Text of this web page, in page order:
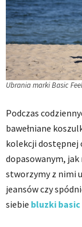
Ubrania marki Basic
Podczas
bawełniane
kolekcji dostępnej
dopasowanym, jak
stworzymy z nimi
jeansów czy
siebie bluzki basic